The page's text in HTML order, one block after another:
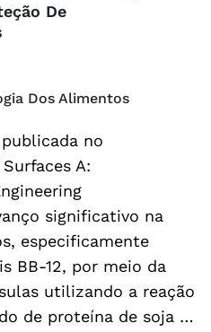
De
Dos Alimentos
no
A:
significativo na
especificamente
BB-12, por meio da
utilizando a reação
de proteína de soja …